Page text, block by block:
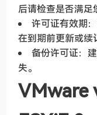
后请检查是否满足
许可证有效期
在到期前更新或续
备份许可证：
失。
VMware